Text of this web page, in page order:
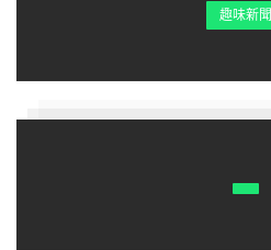
趣味新聞